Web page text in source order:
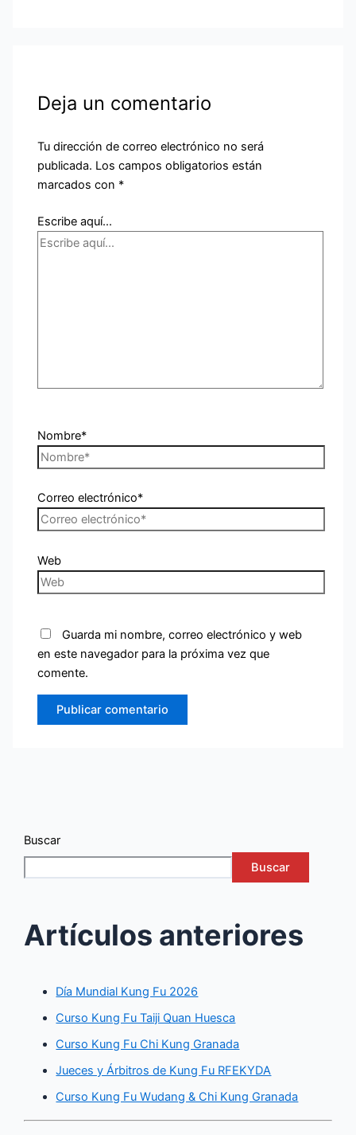
Deja un comentario
Tu dirección de correo electrónico no será
publicada. Los campos obligatorios están
marcados con *
Escribe aquí...
Nombre*
Correo electrónico*
Web
Guarda mi nombre, correo electrónico y web
en este navegador para la próxima vez que
comente.
Buscar
Buscar
Artículos anteriores
Día Mundial Kung Fu 2026
Curso Kung Fu Taiji Quan Huesca
Curso Kung Fu Chi Kung Granada
Jueces y Árbitros de Kung Fu RFEKYDA
Curso Kung Fu Wudang & Chi Kung Granada